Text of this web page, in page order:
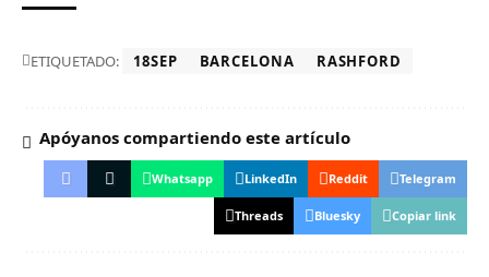
ETIQUETADO: 18SEP BARCELONA RASHFORD
Apóyanos compartiendo este artículo
Whatsapp LinkedIn Reddit Telegram
Threads Bluesky Copiar link